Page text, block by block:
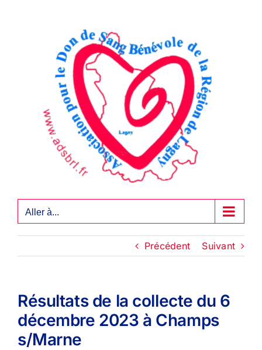
Aller à...
Précédent Suivant
Résultats de la collecte du 6
décembre 2023 à Champs
s/Marne